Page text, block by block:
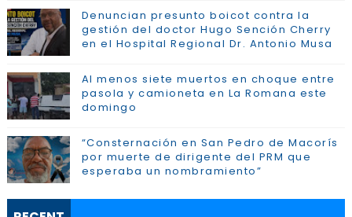
Denuncian presunto boicot contra la
gestión del doctor Hugo Sención Cherry
en el Hospital Regional Dr. Antonio Musa
Al menos siete muertos en choque entre
pasola y camioneta en La Romana este
domingo
“Consternación en San Pedro de Macorís
por muerte de dirigente del PRM que
esperaba un nombramiento”